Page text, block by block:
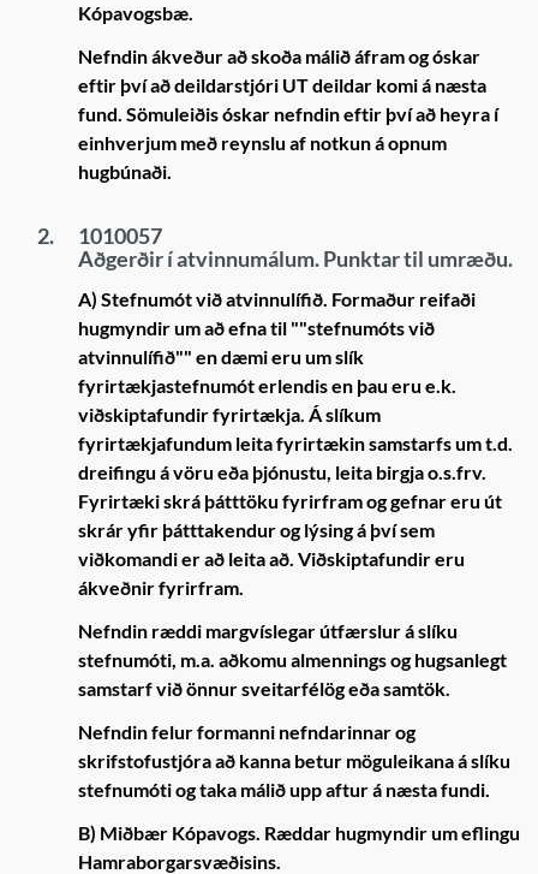
Kópavogsbæ.
Nefndin ákveður að skoða málið áfram og óskar
eftir því að deildarstjóri UT deildar komi á næsta
fund. Sömuleiðis óskar nefndin eftir því að heyra í
einhverjum með reynslu af notkun á opnum
hugbúnaði.
2.
1010057
Aðgerðir í atvinnumálum. Punktar til umræðu.
A) Stefnumót við atvinnulífið. Formaður reifaði
hugmyndir um að efna til ""stefnumóts við
atvinnulífið"" en dæmi eru um slík
fyrirtækjastefnumót erlendis en þau eru e.k.
viðskiptafundir fyrirtækja. Á slíkum
fyrirtækjafundum leita fyrirtækin samstarfs um t.d.
dreifingu á vöru eða þjónustu, leita birgja o.s.frv.
Fyrirtæki skrá þátttöku fyrirfram og gefnar eru út
skrár yfir þátttakendur og lýsing á því sem
viðkomandi er að leita að. Viðskiptafundir eru
ákveðnir fyrirfram.
Nefndin ræddi margvíslegar útfærslur á slíku
stefnumóti, m.a. aðkomu almennings og hugsanlegt
samstarf við önnur sveitarfélög eða samtök.
Nefndin felur formanni nefndarinnar og
skrifstofustjóra að kanna betur möguleikana á slíku
stefnumóti og taka málið upp aftur á næsta fundi.
B) Miðbær Kópavogs. Ræddar hugmyndir um eflingu
Hamraborgarsvæðisins.